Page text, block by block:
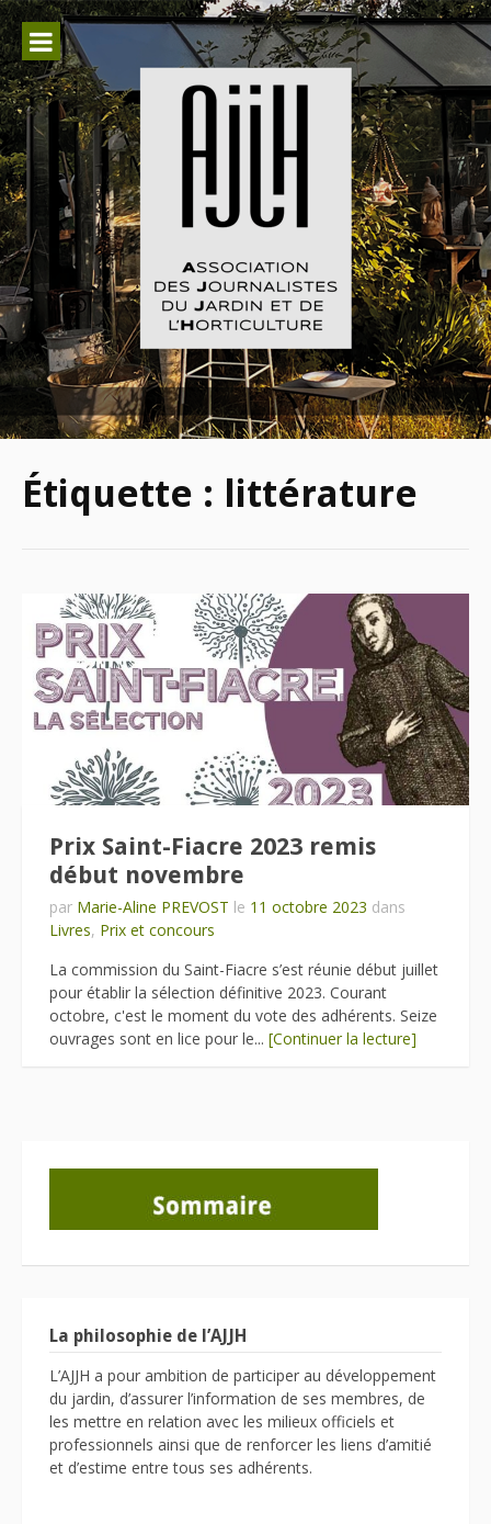
Aller
au
contenu
Association des Journalistes du
Jardin et de l'Horticulture
Étiquette : littérature
Prix Saint-Fiacre 2023 remis
début novembre
par Marie-Aline PREVOST le 11 octobre 2023 dans
Livres, Prix et concours
La commission du Saint-Fiacre s’est réunie début juillet
pour établir la sélection définitive 2023. Courant
octobre, c'est le moment du vote des adhérents. Seize
ouvrages sont en lice pour le... [Continuer la lecture]
La philosophie de l’AJJH
L’AJJH a pour ambition de participer au développement
du jardin, d’assurer l’information de ses membres, de
les mettre en relation avec les milieux officiels et
professionnels ainsi que de renforcer les liens d’amitié
et d’estime entre tous ses adhérents.